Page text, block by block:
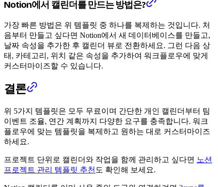
Notion에서 캘린더를 만드는 방법은?
가장 빠른 방법은 위 템플릿 중 하나를 복제하는 것입니다. 처
음부터 만들고 싶다면 Notion에서 새 데이터베이스를 만들고,
날짜 속성을 추가한 후 캘린더 뷰로 전환하세요. 그런 다음 상
태, 카테고리, 위치 같은 속성을 추가하여 워크플로우에 맞게
커스터마이즈할 수 있습니다.
결론
위 5가지 템플릿은 모두 무료이며 간단한 개인 캘린더부터 팀
이벤트 조율, 연간 계획까지 다양한 요구를 충족합니다. 워크
플로우에 맞는 템플릿을 복제하고 원하는 대로 커스터마이즈
하세요.
프로젝트 단위로 캘린더와 작업을 함께 관리하고 싶다면 노션
프로젝트 관리 템플릿 추천 도 확인해 보세요.